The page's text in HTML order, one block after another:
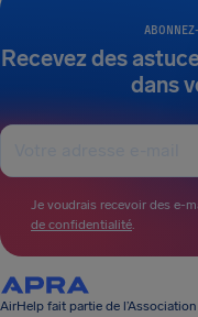
Recevez des
dans
Je voudrais recevoir des e-
de confidentialité.
AirHelp fait partie de